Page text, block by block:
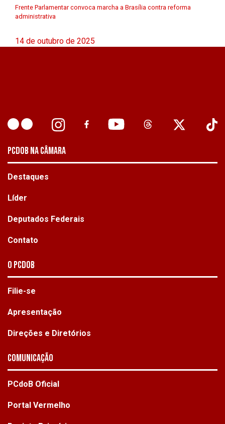
Frente Parlamentar convoca marcha a Brasília contra reforma
administrativa
14 de outubro de 2025
PCDOB NA CÂMARA
Destaques
Líder
Deputados Federais
Contato
O PCdoB
Filie-se
Apresentação
Direções e Diretórios
Comunicação
PCdoB Oficial
Portal Vermelho